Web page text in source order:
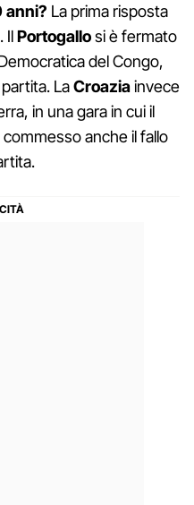
anni? La prima risposta
IlPortogallosi è fermato
del Congo,
LaCroaziainvece
in una gara in cui il
anche il fallo